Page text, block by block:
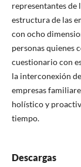
representantes de
estructura de las
con ocho
personas quienes
cuestionario con
la interconexión
empresas
holístico y
tiempo.
Descargas